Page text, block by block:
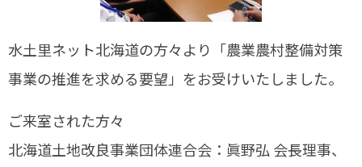
水土里ネット北海道の方々より「農業農村整備対策
事業の推進を求める要望」をお受けいたしました。
ご来室された方々
北海道土地改良事業団体連合会：眞野弘 会長理事、